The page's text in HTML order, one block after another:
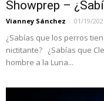
Showprep –
Vianney Sánchez - 01/19/
¿Sabías que los perros
nictitante? ¿Sabías que
hombre a la Luna...